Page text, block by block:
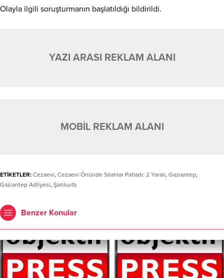
Olayla ilgili soruşturmanın başlatıldığı bildirildi.
YAZI ARASI REKLAM ALANI
MOBİL REKLAM ALANI
ETİKETLER: Cezaevi, Cezaevi Önünde Silahlar Patladı: 2 Yaralı, Gaziantep,
Gaziantep Adliyesi, Şanlıurfa
Benzer Konular